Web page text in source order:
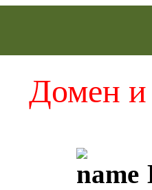
Домен и